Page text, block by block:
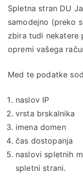
Spletna stran DU
samodejno (preko
zbira tudi nekatere
opremi vašega
Med te podatke
naslov IP
vrsta brskalnika
imena domen
čas dostopanja
naslovi spletnih
spletni strani.